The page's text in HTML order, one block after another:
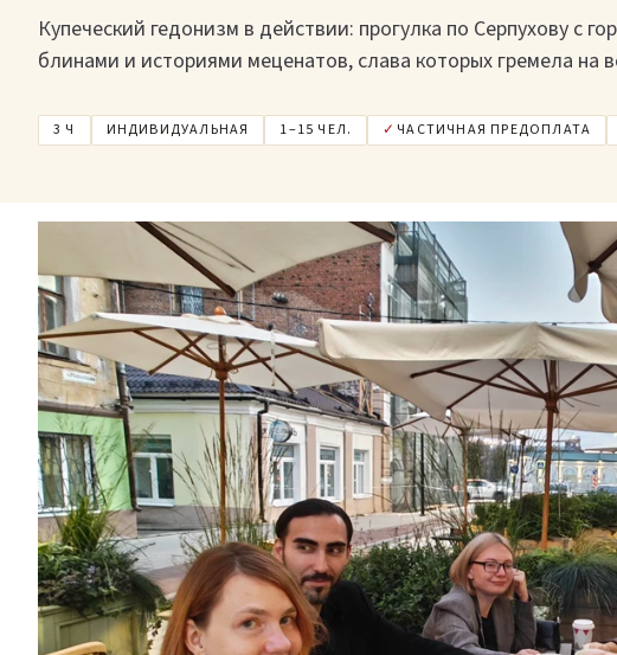
Купеческий гедонизм в действии: прогулка по Серпухову с
блинами и историями меценатов, слава которых гремела на
3 Ч ИНДИВИДУАЛЬНАЯ 1–15 ЧЕЛ. ✓ ЧАСТИЧНАЯ ПРЕДОПЛАТА